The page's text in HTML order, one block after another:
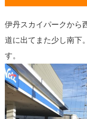
伊丹スカイパークから
道に出てまた少し南下
す。